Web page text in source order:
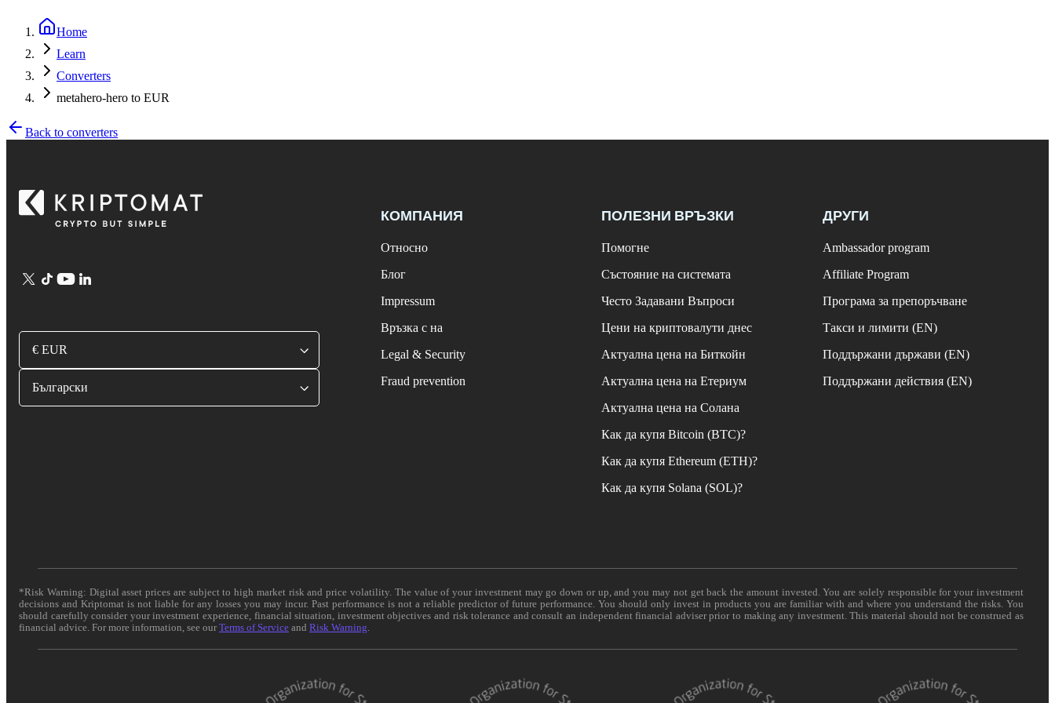
Home
Learn
Converters
metahero-hero to EUR
Back to converters
€ EUR
Български
КОМПАНИЯ
Относно
Блог
Impressum
Връзка с на
Legal & Security
Fraud prevention
ПОЛЕЗНИ ВРЪЗКИ
Помогне
Състояние на системата
Често Задавани Въпроси
Цени на криптовалути днес
Актуална цена на Биткойн
Актуална цена на Етериум
Актуална цена на Солана
Как да купя Bitcoin (BTC)?
Как да купя Ethereum (ETH)?
Как да купя Solana (SOL)?
ДРУГИ
Ambassador program
Affiliate Program
Програма за препоръчване
Такси и лимити (EN)
Поддържани държави (EN)
Поддържани действия (EN)
*Risk Warning: Digital asset prices are subject to high market risk and price volatility. The value of your investment may go down or up, and you may not get back the amount invested. You are solely responsible for your investment
decisions and Kriptomat is not liable for any losses you may incur. Past performance is not a reliable predictor of future performance. You should only invest in products you are familiar with and where you understand the risks. You
should carefully consider your investment experience, financial situation, investment objectives and risk tolerance and consult an independent financial adviser prior to making any investment. This material should not be construed as
financial advice. For more information, see ourTerms of Service and Risk Warning